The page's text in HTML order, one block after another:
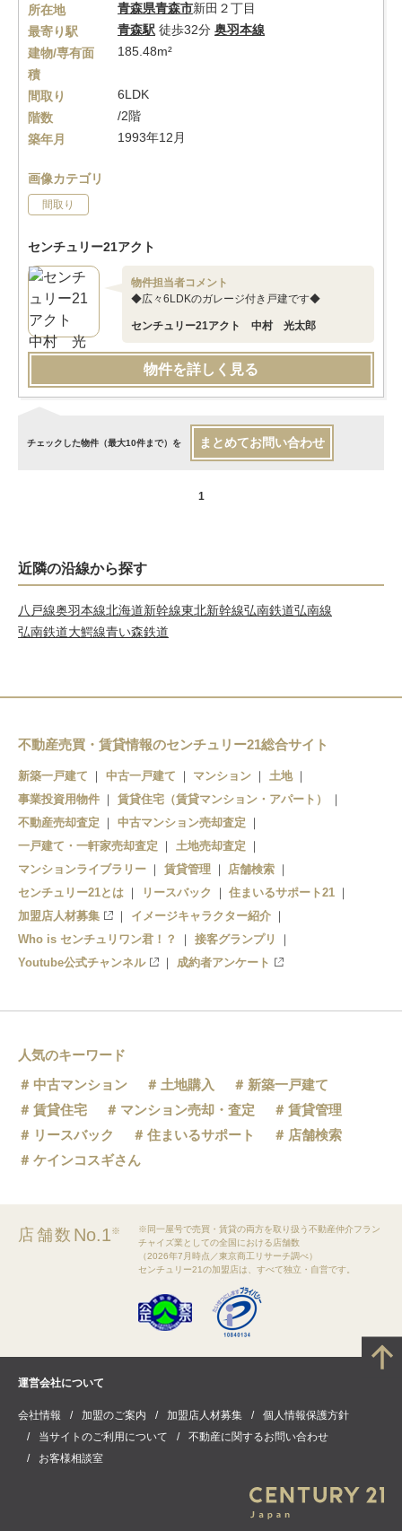
所在地
青森県青森市新田２丁目
最寄り駅
青森駅 徒歩32分 奥羽本線
建物/専有面
積
185.48m²
間取り
6LDK
階数
/2階
築年月
1993年12月
画像カテゴリ
間取り
センチュリー21アクト
物件担当者コメント
◆広々6LDKのガレージ付き戸建です◆
センチュリー21アクト 中村 光太郎
物件を詳しく見る
チェックした物件（最大10件まで）を まとめてお問い合わせ
1
近隣の沿線から探す
八戸線奥羽本線北海道新幹線東北新幹線弘南鉄道弘南線
弘南鉄道大鰐線青い森鉄道
不動産売買・賃貸情報のセンチュリー21総合サイト
新築一戸建て 中古一戸建て マンション
土地
事業投資用物件
賃貸住宅（賃貸マンション・アパート）
不動産売却査定
中古マンション売却査定
一戸建て・一軒家売却査定
土地売却査定
マンションライブラリー
賃貸管理
店舗検索
センチュリー21とは
リースバック
住まいるサポート21
加盟店人材募集
イメージキャラクター紹介
Who is センチュリワン君！？
接客グランプリ
Youtube公式チャンネル
成約者アンケート
人気のキーワード
中古マンション
土地購入
新築一戸建て
賃貸住宅
マンション売却・査定
賃貸管理
リースバック
住まいるサポート
店舗検索
ケインコスギさん
店舗数 No.1※
※同一屋号で売買・賃貸の両方を取り扱う不動産仲介フラン
チャイズ業としての全国における店舗数
（2026年7月時点／東京商工リサーチ調べ）
センチュリー21の加盟店は、すべて独立・自営です。
運営会社について
会社情報 加盟のご案内 加盟店人材募集
個人情報保護方針
当サイトのご利用について
不動産に関するお問い合わせ
お客様相談室